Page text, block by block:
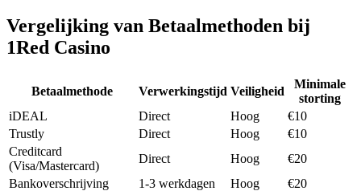
Vergelijking van Betaalmethoden bij
1Red Casino
Betaalmethode Verwerkingstijd Veiligheid
Minimale
storting
iDEAL
Direct Hoog
€10
Trustly
Direct Hoog
€10
Creditcard
(Visa/Mastercard)
Direct Hoog
€20
Bankoverschrijving
1-3 werkdagen Hoog €20